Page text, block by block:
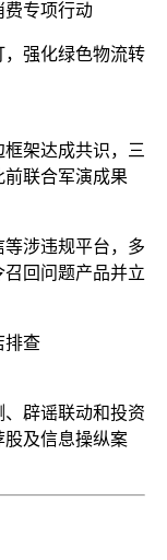
费专项行动
强化绿色物流转
架达成共识，三
联合军演成果
涉违规平台，多
回问题产品并立
排查
辟谣联动和投资
及信息操纵案